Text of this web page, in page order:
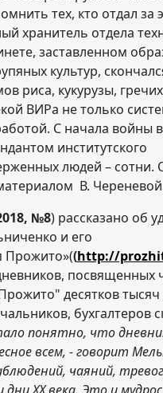
тех, кто отдал за
хранитель отдела
заставленном
культур,
риса, кукурузы,
ВИРа не только
С начала войны
институтского
людей – сотни.
В.
№8) рассказано об
и его
Прожито»((http://
посвященных
десятков тысяч
бухгалтеров
понятно, что
всем, - говорит
чаяний,